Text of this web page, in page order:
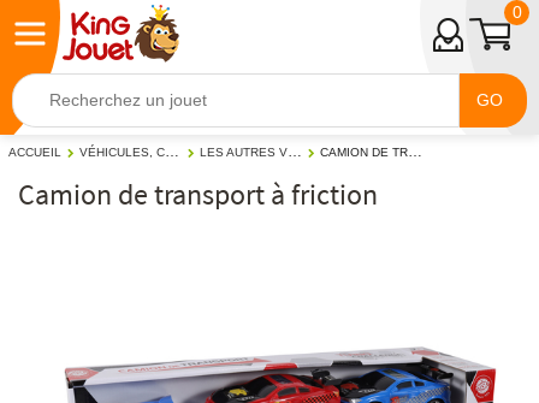
GO
0
ACCUEIL VÉHICULES, CIRCUITS ET JOUETS RADIOCOMMANDÉS LES AUTRES VÉHICULES CAMION DE TRANSPORT À FRICTION
Camion de transport à friction